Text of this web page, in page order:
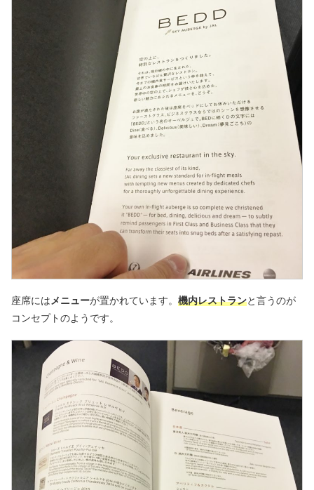
座席には メニューが置かれています。 機内レストランと言うのが
コンセプトのようです。